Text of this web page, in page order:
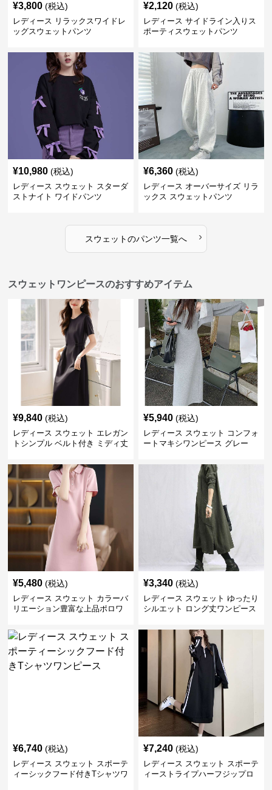
¥3,800 (税込)
レディース リラックスワイドレ
ッグスウェットパンツ
¥2,120 (税込)
レディース サイドライン入りス
ポーティスウェットパンツ
¥10,980 (税込)
レディース スウェット スターダ
ストナイト ワイドパンツ
¥6,360 (税込)
レディース オーバーサイズ リラ
ックス スウェットパンツ
スウェットのパンツ一覧へ ›
スウェットワンピースのおすすめアイテム
¥9,840 (税込)
レディース スウェット エレガン
トシンプル ベルト付き ミディ丈
¥5,940 (税込)
レディース スウェット コンフォ
ートマキシワンピース グレー
¥5,480 (税込)
レディース スウェット カラーバ
リエーション豊富な上品ポロワ
¥3,340 (税込)
レディース スウェット ゆったり
シルエット ロング丈ワンピース
¥6,740 (税込)
レディース スウェット スポーテ
ィーシックフード付きTシャツワ
¥7,240 (税込)
レディース スウェット スポーテ
ィーストライプハーフジップロ